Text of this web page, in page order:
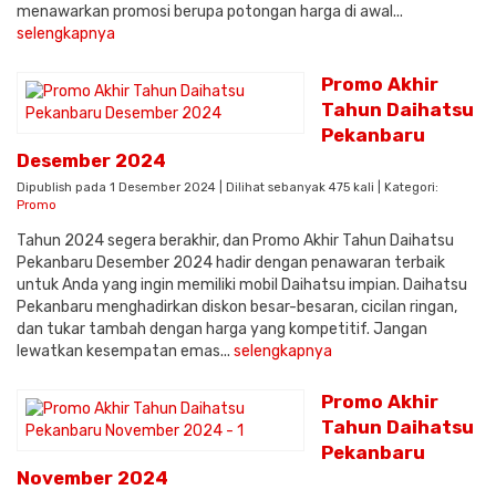
menawarkan promosi berupa potongan harga di awal...
selengkapnya
Promo Akhir
Tahun Daihatsu
Pekanbaru
Desember 2024
Dipublish pada 1 Desember 2024 | Dilihat sebanyak 475 kali | Kategori:
Promo
Tahun 2024 segera berakhir, dan Promo Akhir Tahun Daihatsu
Pekanbaru Desember 2024 hadir dengan penawaran terbaik
untuk Anda yang ingin memiliki mobil Daihatsu impian. Daihatsu
Pekanbaru menghadirkan diskon besar-besaran, cicilan ringan,
dan tukar tambah dengan harga yang kompetitif. Jangan
lewatkan kesempatan emas... selengkapnya
Promo Akhir
Tahun Daihatsu
Pekanbaru
November 2024